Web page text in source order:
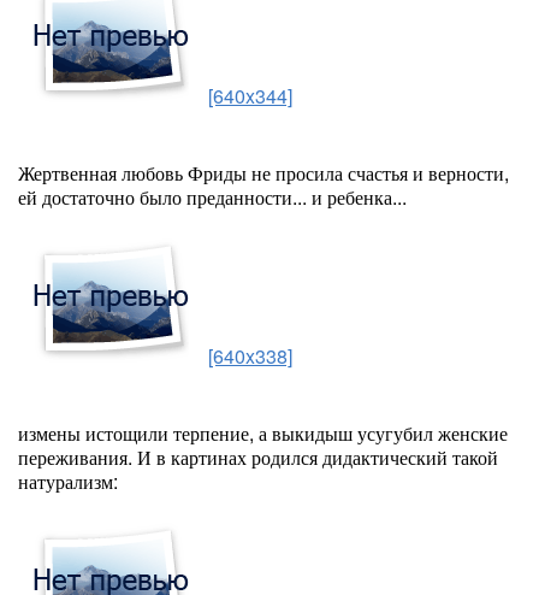
[640x344]
Жертвенная любовь Фриды не просила счастья и верности,
ей достаточно было преданности... и ребенка...
[640x338]
измены истощили терпение, а выкидыш усугубил женские
переживания. И в картинах родился дидактический такой
натурализм: